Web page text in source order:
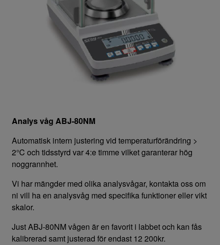
Kontakta oss
Analys våg ABJ-80NM
Automatisk intern justering vid temperaturförändring >
2°C och tidsstyrd var 4:e timme vilket garanterar hög
noggrannhet.
Vi har mängder med olika analysvågar, kontakta oss om
ni vill ha en analysvåg med specifika funktioner eller vikt
skalor.
Just ABJ-80NM vågen är en favorit i labbet och kan fås
kalibrerad samt justerad för endast 12 200kr.